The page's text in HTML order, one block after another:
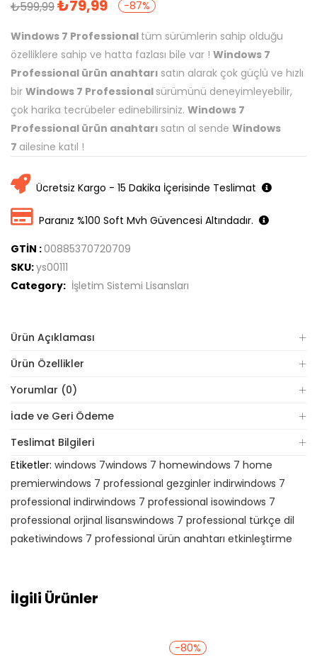
₺599,99₺79,99 -87%
Windows 7 Professional tüm sürümlerin sahip olduğu
özelliklere sahip ve hatta fazlası bile var ! Windows 7
Professional ürün anahtarı satın alarak çok güçlü ve hızlı
bir Windows 7 Professional sürümünü deneyimleyebilir,
çok harika tecrübeler edinebilirsiniz. Windows 7
Professional ürün anahtarı satın al sende Windows
7 ailesine katıl !
Ücretsiz Kargo - 15 Dakika İçerisinde Teslimat
Paranız %100 Soft Mvh Güvencesi Altındadır.
GTİN :00885370720709
SKU:ys00111
Category: İşletim Sistemi Lisansları
Ürün Açıklaması
Ürün Özellikler
Yorumlar (0)
İade ve Geri Ödeme
Teslimat Bilgileri
Etiketler: windows 7windows 7 homewindows 7 home
premierwindows 7 professional gezginler indirwindows 7
professional indirwindows 7 professional isowindows 7
professional orjinal lisanswindows 7 professional türkçe dil
paketiwindows 7 professional ürün anahtarı etkinleştirme
İlgili Ürünler
-80%